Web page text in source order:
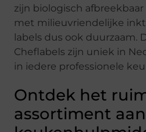
zijn biologisch
met milieuvriendelijke
labels dus ook duurzaam.
Cheflabels zijn uniek in
in iedere professionele
Ontdek het
assortiment